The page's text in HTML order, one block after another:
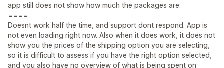
app still does not show how much the packages are.
====
Doesnt work half the time, and support dont respond. App is
not even loading right now. Also when it does work, it does not
show you the prices of the shipping option you are selecting,
so it is difficult to assess if you have the right option selected,
and you also have no overview of what is being spent on